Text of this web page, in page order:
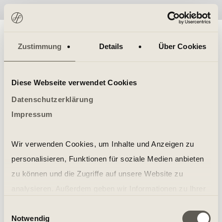
Zustimmung Details Über Cookies
Diese Webseite verwendet Cookies
Datenschutzerklärung
Impressum
Wir verwenden Cookies, um Inhalte und Anzeigen zu
personalisieren, Funktionen für soziale Medien anbieten
zu können und die Zugriffe auf unsere Website zu
soziale Medien, Werbung und Analysen weiter. Unsere
Notwendig